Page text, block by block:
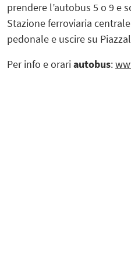
prendere l’autobus 5 o 9 e
Stazione ferroviaria
pedonale e uscire su
Per info e orariautobus: